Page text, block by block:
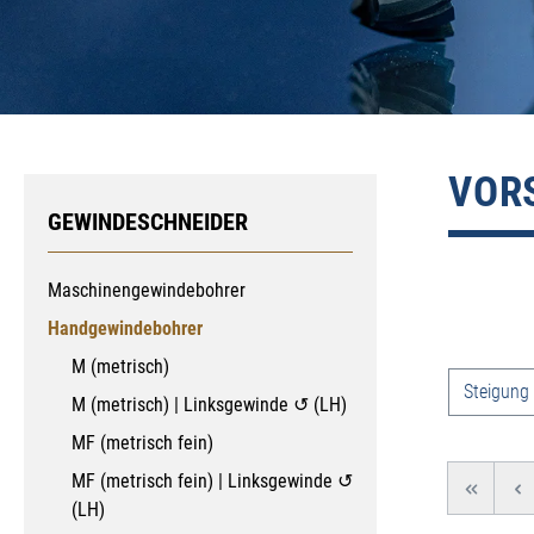
GEWINDESCHNEIDER
Maschinengewindebohrer
Handgewindebohrer
M (metrisch)
M (metrisch) | Linksgewinde ↺ (LH)
MF (metrisch fein)
MF (metrisch fein) | Linksgewinde ↺
(LH)
Steigung